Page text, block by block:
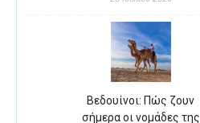
Βεδουίνοι: Πώς ζουν
σήμερα οι νομάδες της